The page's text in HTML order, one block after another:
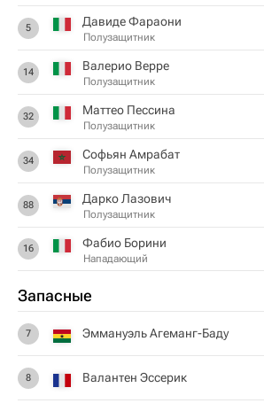
5 Давиде Фараони
Полузащитник
14 Валерио Верре
Полузащитник
32 Маттео Пессина
Полузащитник
34 Софьян Амрабат
Полузащитник
88 Дарко Лазович
Полузащитник
16 Фабио Борини
Нападающий
Запасные
7 Эммануэль Агеманг-Баду
8 Валантен Эссерик